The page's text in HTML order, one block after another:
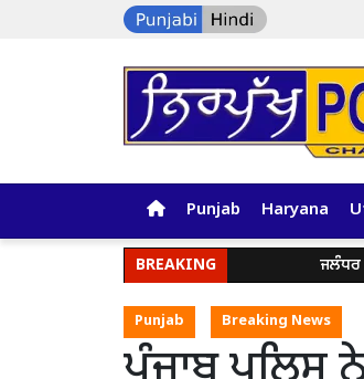
Punjab Haryana
BREAKING ਜਲੰਧਰ ਪੁਲਿਸ
Punjab Breaking News